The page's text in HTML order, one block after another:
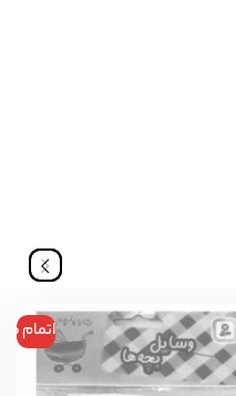
اتمام